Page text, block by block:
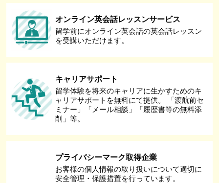
オンライン英会話レッスンサービス
留学前にオンライン英会話の英会話レッスン
を受講いただけます。
キャリアサポート
留学体験を将来のキャリアに生かすためのキ
ャリアサポートを無料にて提供。 「渡航前セ
ミナー」「メール相談」「履歴書等の無料添
削」等。
プライバシーマーク取得企業
お客様の個人情報の取り扱いについて適切に
安全管理・保護措置を行っています。